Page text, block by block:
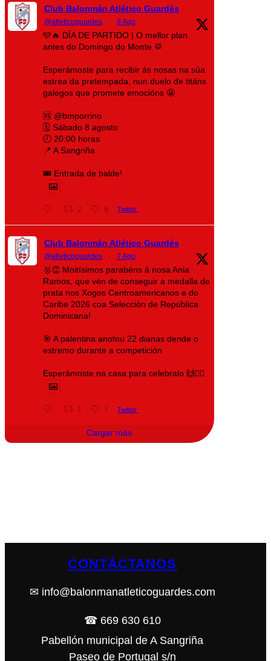
Club Balonmán Atlético Guardés
@atleticoguardes · 8 Ago
🩵🔥 DÍA DE PARTIDO | O mellor plan
antes do Domingo do Monte 🥁
Esperámoste para recibir ás nosas na súa
estrea da pretempada, nun duelo de titáns
galegos que promete emocións 🤩
🆚 @bmporrino
🗓️ Sábado 8 agosto
🕗 20:00 horas
📍 A Sangriña
🎟️ Entrada de balde!
2 9 Twitter
Club Balonmán Atlético Guardés
@atleticoguardes · 7 Ago
🥈👏 Moitísimos parabéns á nosa Ania
Ramos, que vén de conseguir a medalla de
prata nos Xogos Centroamericanos e do
Caribe 2026 coa Selección de República
Dominicana!
🎯 A palentina anotou 22 dianas dende o
estremo durante a competición
Esperámoste na casa para celebralo 🙌❤️‍🔥
1 7 Twitter
Cargar más
CONTÁCTANOS
✉ info@balonmanatleticoguardes.com
☎ 669 630 610
Pabellón municipal de A Sangriña
Paseo de Portugal s/n